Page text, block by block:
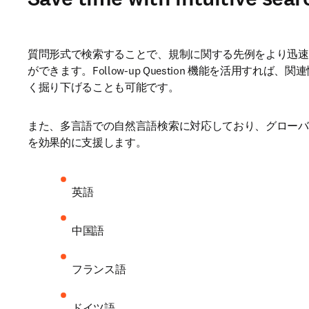
質問形式で検索することで、規制に関する先例をより迅
ができます。Follow-up Question 機能を活用すれば、関
く掘り下げることも可能です。
また、多言語での自然言語検索に対応しており、グロー
を効果的に支援します。
英語
中国語
フランス語